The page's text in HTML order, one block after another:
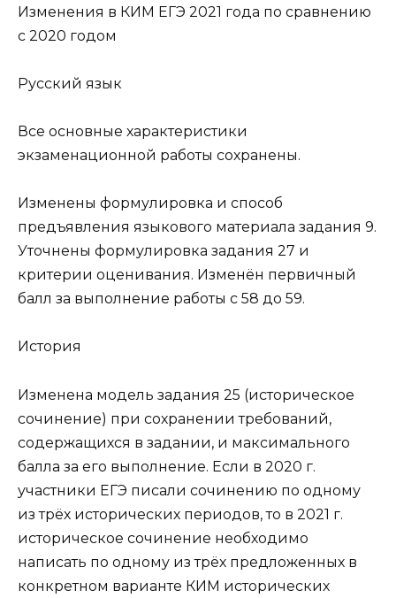
Изменения в КИМ ЕГЭ 2021 года по сравнению
с 2020 годом
Русский язык
Все основные характеристики
экзаменационной работы сохранены.
Изменены формулировка и способ
предъявления языкового материала задания 9.
Уточнены формулировка задания 27 и
критерии оценивания. Изменён первичный
балл за выполнение работы с 58 до 59.
История
Изменена модель задания 25 (историческое
сочинение) при сохранении требований,
содержащихся в задании, и максимального
балла за его выполнение. Если в 2020 г.
участники ЕГЭ писали сочинению по одному
из трёх исторических периодов, то в 2021 г.
историческое сочинение необходимо
написать по одному из трёх предложенных в
конкретном варианте КИМ исторических